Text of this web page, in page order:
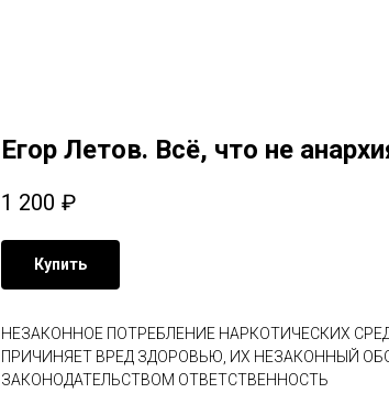
Егор Летов. Всё, что не
1 200 ₽
Купить
НЕЗАКОННОЕ ПОТРЕБЛЕНИЕ НАРКОТИЧЕСКИХ
ПРИЧИНЯЕТ ВРЕД ЗДОРОВЬЮ, ИХ НЕЗАКОННЫЙ
ЗАКОНОДАТЕЛЬСТВОМ ОТВЕТСТВЕННОСТЬ